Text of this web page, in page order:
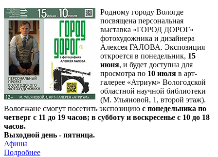
Родному городу Вологде
посвящена персональная
выставка «ГОРОД ДОРОГ»
фотохудожника и дизайнера
Алексея ГАЛОВА. Экспозиция
откроется в понедельник, 15
июня, и будет доступна для
просмотра по 10 июля в арт-
галерее «Атриум» Вологодской
областной научной библиотеки
(М. Ульяновой, 1, второй этаж).
Вологжане смогут посетить экспозицию с понедельника по
четверг с 11 до 19 часов; в субботу и воскресенье с 10 до 18
часов.
Выходной день - пятница.
Афиша
Подробнее